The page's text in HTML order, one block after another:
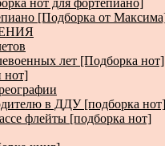
нот для фортепиано]
[Подборка от
лет [Подборка нот]
нот]
в ДДУ [подборка нот]
флейты [подборка нот]